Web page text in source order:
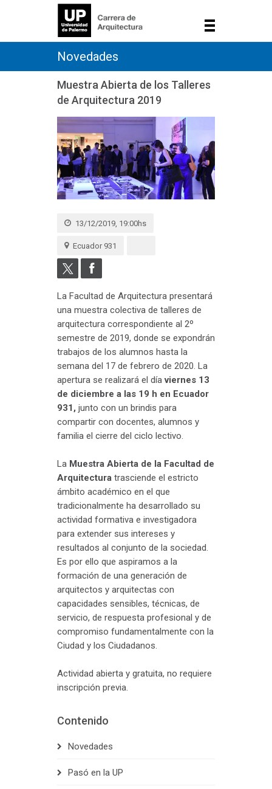
Novedades
Muestra Abierta de los Talleres
de Arquitectura 2019
13/12/2019, 19:00hs
Ecuador 931
La Facultad de Arquitectura presentará
una muestra colectiva de talleres de
arquitectura correspondiente al 2º
semestre de 2019, donde se expondrán
trabajos de los alumnos hasta la
semana del 17 de febrero de 2020. La
apertura se realizará el díaviernes 13
de diciembre a las 19 h en Ecuador
931, junto con un brindis para
compartir con docentes, alumnos y
familia el cierre del ciclo lectivo.
La Muestra Abierta de la Facultad de
Arquitectura trasciende el estricto
ámbito académico en el que
tradicionalmente ha desarrollado su
actividad formativa e investigadora
para extender sus intereses y
resultados al conjunto de la sociedad.
Es por ello que aspiramos a la
formación de una generación de
arquitectos y arquitectas con
capacidades sensibles, técnicas, de
servicio, de respuesta profesional y de
compromiso fundamentalmente con la
Ciudad y los Ciudadanos.
Actividad abierta y gratuita, no requiere
inscripción previa.
Contenido
Novedades
Pasó en la UP